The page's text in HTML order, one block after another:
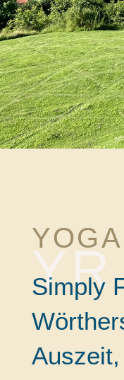
YR
Simply